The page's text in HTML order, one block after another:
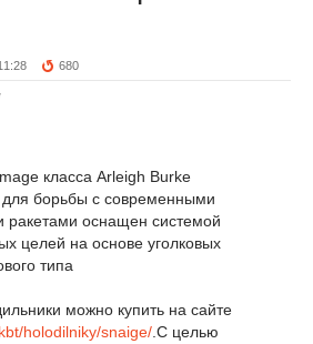
680
класса Arleigh Burke
борьбы с современными
ракетами оснащен системой
целей на основе уголковых
типа
можно купить на сайте
holodilniky/snaige/ .С целью